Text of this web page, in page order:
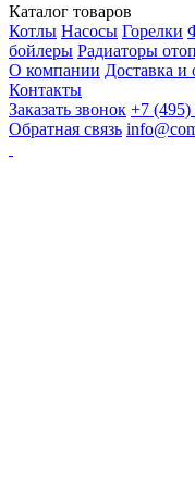
Каталог товаров
Котлы Насосы Горелки
бойлеры Радиаторы
О компании Доставка и
Контакты
Заказать звонок +7 (495)
Обратная связь